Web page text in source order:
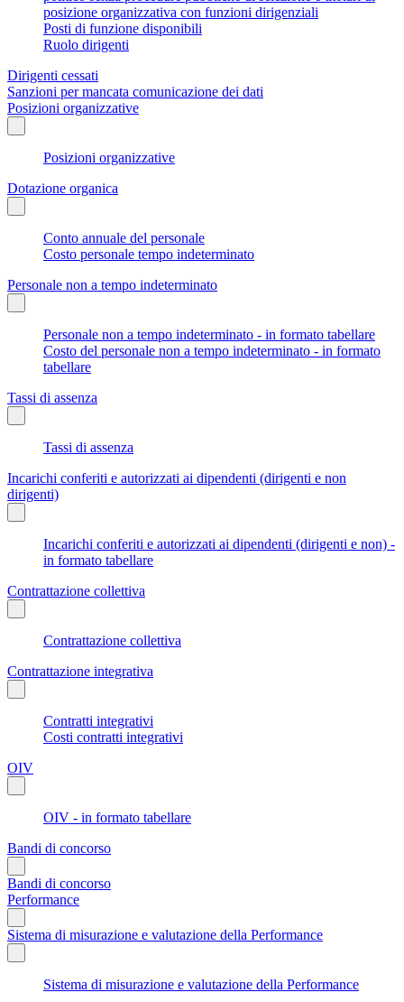
posizione organizzativa con funzioni dirigenziali
Posti di funzione disponibili
Ruolo dirigenti
Dirigenti cessati
Sanzioni per mancata comunicazione dei dati
Posizioni organizzative
Posizioni organizzative
Dotazione organica
Conto annuale del personale
Costo personale tempo indeterminato
Personale non a tempo indeterminato
Personale non a tempo indeterminato - in formato tabellare
Costo del personale non a tempo indeterminato - in formato
tabellare
Tassi di assenza
Tassi di assenza
Incarichi conferiti e autorizzati ai dipendenti (dirigenti e non
dirigenti)
Incarichi conferiti e autorizzati ai dipendenti (dirigenti e non) -
in formato tabellare
Contrattazione collettiva
Contrattazione collettiva
Contrattazione integrativa
Contratti integrativi
Costi contratti integrativi
OIV
OIV - in formato tabellare
Bandi di concorso
Bandi di concorso
Performance
Sistema di misurazione e valutazione della Performance
Sistema di misurazione e valutazione della Performance